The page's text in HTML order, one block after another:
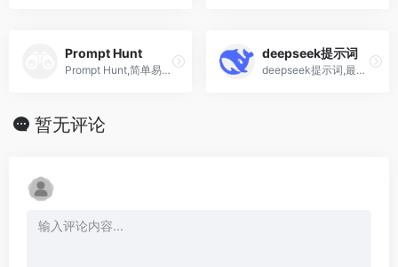
Prompt Hunt
Prompt Hunt,简单易用的AI绘画,Prompt提示词网站
deepseek提示词
deepseek提示词,最全r1,v3官方提示词合集,13个核心应用场景,30个高级指令
暂无评论